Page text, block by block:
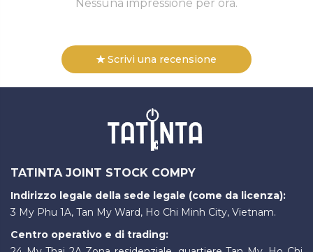
Nessuna impressione per ora.
Scrivi una recensione
TATINTA JOINT STOCK COMPY
Indirizzo legale della sede legale (come da licenza):
3 My Phu 1A, Tan My Ward, Ho Chi Minh City, Vietnam.
Centro operativo e di trading: